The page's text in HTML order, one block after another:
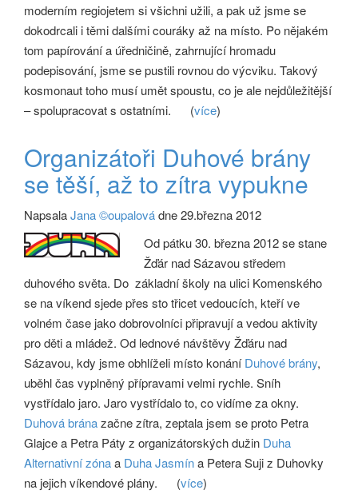
moderním regiojetem si všichni užili, a pak už jsme se
dokodrcali i těmi dalšími couráky až na místo. Po nějakém
tom papírování a úředničině, zahrnující hromadu
podepisování, jsme se pustili rovnou do výcviku. Takový
kosmonaut toho musí umět spoustu, co je ale nejdůležitější
– spolupracovat s ostatními.
(více)
Organizátoři Duhové brány
se těší, až to zítra vypukne
NapsalaJana ©oupalovádne 29.března 2012
Od pátku 30. března 2012 se stane
Žďár nad Sázavou středem
duhového světa. Do základní školy na ulici Komenského
se na víkend sjede přes sto třicet vedoucích, kteří ve
volném čase jako dobrovolníci připravují a vedou aktivity
pro děti a mládež. Od lednové návštěvy Žďáru nad
Sázavou, kdy jsme obhlíželi místo konáníDuhové brány,
uběhl čas vyplněný přípravami velmi rychle. Sníh
vystřídalo jaro. Jaro vystřídalo to, co vidíme za okny.
Duhová bránazačne zítra, zeptala jsem se proto Petra
Glajce a Petra Páty z organizátorských dužin Duha
Alternativní zónaa Duha Jasmína Petera Suji z Duhovky
na jejich víkendové plány.
(více)